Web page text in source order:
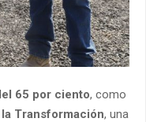
65 por ciento, como
Transformación, una